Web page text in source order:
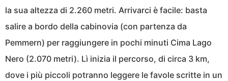
la sua altezza di 2.260 metri. Arrivarci è facile: basta
salire a bordo della cabinovia (con partenza da
Pemmern) per raggiungere in pochi minuti Cima Lago
Nero (2.070 metri). Lì inizia il percorso, di circa 3 km,
dove i più piccoli potranno leggere le favole scritte in un